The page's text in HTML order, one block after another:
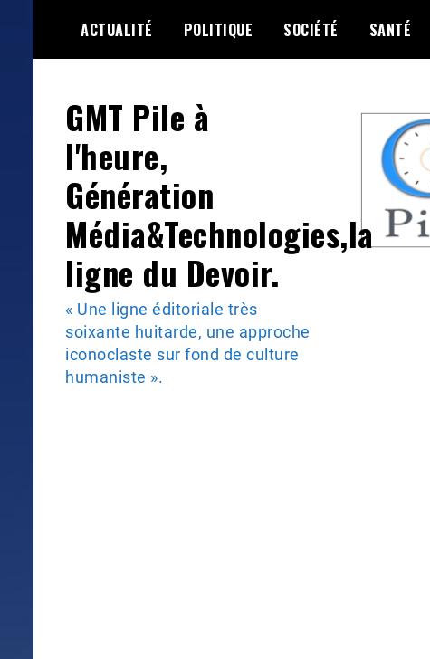
content
ACTUALITÉ POLITIQUE SOCIÉTÉ SANTÉ
GMT Pile à
l'heure,
Génération
Média&Technologies,la
ligne du Devoir.
« Une ligne éditoriale très
soixante huitarde, une approche
iconoclaste sur fond de culture
humaniste ».